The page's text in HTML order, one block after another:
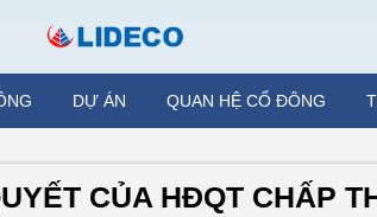
DỰ ÁN QUAN HỆ CỔ ĐÔNG
CỦA HĐQT CHẤP